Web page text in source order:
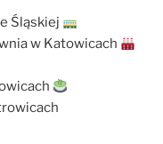
Śląskiej
w Katowicach